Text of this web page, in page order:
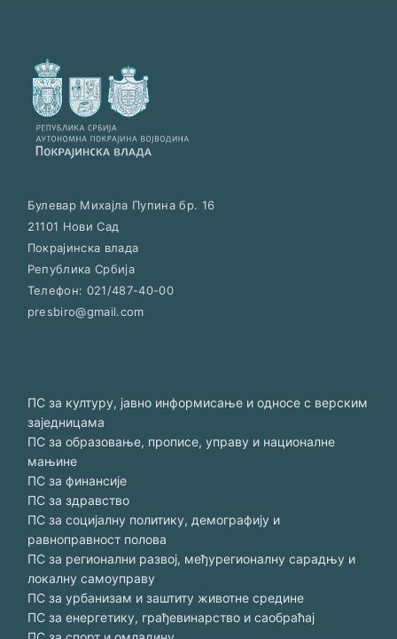
ПС за културу, јавно информисање и односе с верским
заједницама
ПС за образовање, прописе, управу и националне
мањине
ПС за финансије
ПС за здравство
ПС за социјалну политику, демографију и
равноправност полова
ПС за регионални развој, међурегионалну сарадњу и
локалну самоуправу
ПС за урбанизам и заштиту животне средине
ПС за енергетику, грађевинарство и саобраћај
Булевар Михајла Пупина бр. 16
21101 Нови Сад
Покрајинска влада
Република Србија
Телефон: 021/487-40-00
presbiro@gmail.com